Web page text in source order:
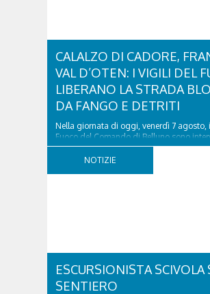
CALALZO DI CADORE,
VAL D’OTEN: I VIGILI DEL
LIBERANO LA STRADA
DA FANGO E DETRITI
Nella giornata di oggi, venerdì 7 agosto,
Fuoco del Comando di Belluno sono
località Diassa, in Val d’Oten, nel
di Cadore, per liberare una strada
NOTIZIE
ESCURSIONISTA SCIVOLA
SENTIERO